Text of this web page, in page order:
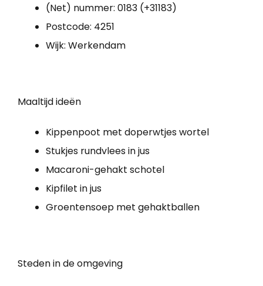
(Net) nummer: 0183 (+31183)
Postcode: 4251
Wijk: Werkendam
Maaltijd ideën
Kippenpoot met doperwtjes wortel
Stukjes rundvlees in jus
Macaroni-gehakt schotel
Kipfilet in jus
Groentensoep met gehaktballen
Steden in de omgeving